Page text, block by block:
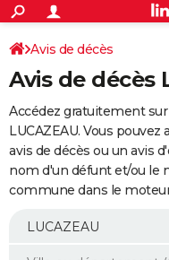
ACTUALITÉS
Politique
Société
Faits Divers
Education
Monde
Villes
+
SPORT
Coupe du monde 2026
Football
Tennis
Cyclisme
Rugby
Forum
Programme TV
TNTStreaming
Cinéma
Sorties cinéma
Musique
+FINANCE
Retraite
Epargne
Immobilier
Risques naturels par ville
Banque
Assurance
AUTO
Essais
Réserver un essai
Citadines
Berlines
SUV
Forum auto
+
Mobiles
Meilleur smartphone
Internet
Ordinateurs
Jeux vidéo
Guide high-tech
Avis de décès
Avis de décès
Accédez gratuitement
LUCAZEAU. Vous
avis de décès ou un avis
nom d'un défunt et/ou le
commune dans le